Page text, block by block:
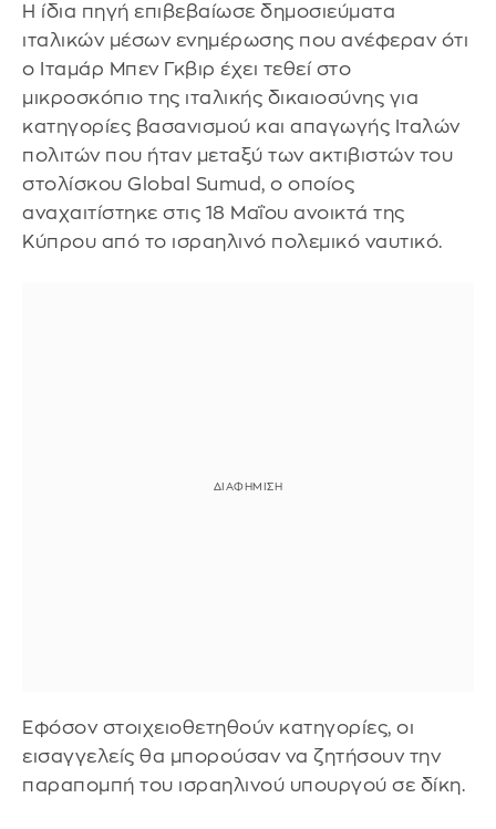
Η ίδια πηγή επιβεβαίωσε δημοσιεύματα
ιταλικών μέσων ενημέρωσης που ανέφεραν ότι
ο Ιταμάρ Μπεν Γκβιρ έχει τεθεί στο
μικροσκόπιο της ιταλικής δικαιοσύνης για
κατηγορίες βασανισμού και απαγωγής Ιταλών
πολιτών που ήταν μεταξύ των ακτιβιστών του
στολίσκου Global Sumud, ο οποίος
αναχαιτίστηκε στις 18 Μαΐου ανοικτά της
Κύπρου από το ισραηλινό πολεμικό ναυτικό.
Εφόσον στοιχειοθετηθούν κατηγορίες, οι
εισαγγελείς θα μπορούσαν να ζητήσουν την
παραπομπή του ισραηλινού υπουργού σε δίκη.